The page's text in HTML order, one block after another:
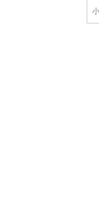
賽道有高
誠意，教